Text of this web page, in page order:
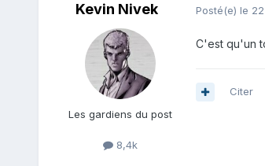
Kevin Nivek
Les gardiens du post
8,4k
Posté(e) le
C'est qu'un
Citer